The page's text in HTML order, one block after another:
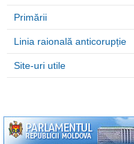
Primării
Linia raională anticorupție
Site-uri utile